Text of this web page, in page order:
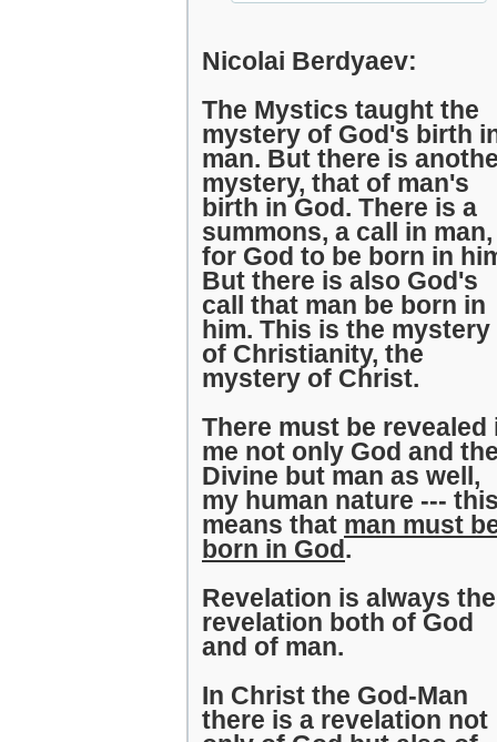
Nicolai Berdyaev:
The Mystics taught the
mystery of God's birth
man. But there is
mystery, that of man's
birth in God. There is a
summons, a call in man,
for God to be born in
But there is also God's
call that man be born in
him. This is the mystery
of Christianity, the
mystery of Christ.
There must be revealed
me not only God and
Divine but man as well,
my human nature ---
means that man must
born in God.
Revelation is always the
revelation both of God
and of man.
In Christ the God-Man
there is a revelation not